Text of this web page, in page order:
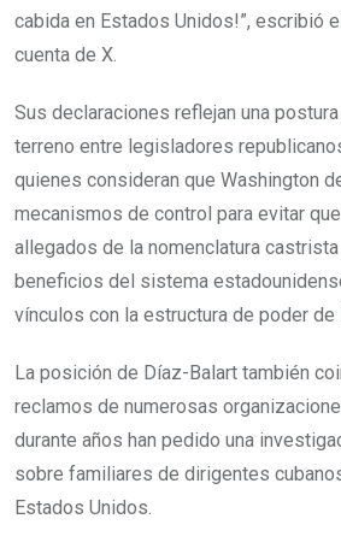
cabida en Estados Unidos!”, escribió
cuenta de X.
Sus declaraciones reflejan una
terreno entre legisladores
quienes consideran que Washington
mecanismos de control para evitar
allegados de la nomenclatura
beneficios del sistema
vínculos con la estructura de poder de
La posición de Díaz-Balart también
reclamos de numerosas
durante años han pedido una
sobre familiares de dirigentes
Estados Unidos.